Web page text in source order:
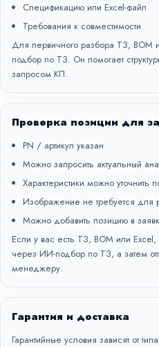
Спецификацию или Excel-файл
Требования к совместимости
Для первичного разбора ТЗ, BOM
подбор по ТЗ. Он помогает
запросом КП.
Проверка позиции для
PN / артикул указан
Можно запросить актуальный
Характеристики можно уточнить
Изображение не требуется для
Можно добавить позицию в
Если у вас есть ТЗ, BOM или
через ИИ-подбор по ТЗ, а затем
менеджеру.
Гарантия и доставка
Гарантийные условия зависят от